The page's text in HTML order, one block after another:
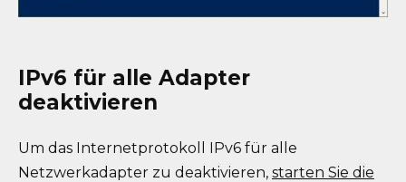
IPv6 für alle Adapter
deaktivieren
Um das Internetprotokoll IPv6 für alle
Netzwerkadapter zu deaktivieren, starten Sie die